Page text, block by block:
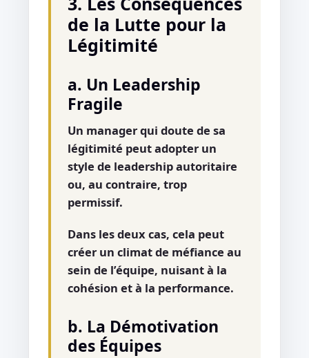
de la Lutte pour la
Légitimité
a. Un Leadership
Fragile
Un manager qui doute de sa
légitimité peut adopter un
style de leadership autoritaire
ou, au contraire, trop
permissif.
Dans les deux cas, cela peut
créer un climat de méfiance au
sein de l’équipe, nuisant à la
cohésion et à la performance.
b. La Démotivation
des Équipes